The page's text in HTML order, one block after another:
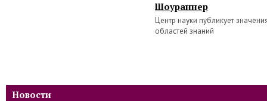
Шоураннер
Центр науки публикует
областей знаний
Новости